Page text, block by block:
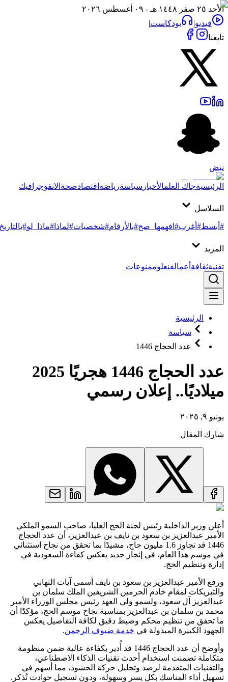
الأحد ٢٥ صفر ١٤٤٨ هـ - ٠٩ أغسطس ٢٠٢٦
فيديو| بودكاست|
تابعنا
نبض
الرئيسيةجاك العلمالأخبار سياسةرياضةاقتصادصحةالانفوجرافيك
السلاسل
#أبسط#أغرب#افهمها_صح#بالأرقام#شخصيات#لماذا #ماذا_لو#بالتاريخ
المزيد
تقنيةثقافةأعمالفنعلوممنوعات
الرئيسية
سياسة
عدد الحجاج 1446
عدد الحجاج 1446 هجريًا 2025
ميلاديًا.. إعلان رسمي
يونيو ٩, ٢٠٢٥
شارك المقال
أعلن وزير الداخلية رئيس لجنة الحج العليا، صاحب السمو الملكي
الأمير عبدالعزيز بن سعود بن نايف بن عبدالعزيز، أن عدد الحجاج
1446 قد تجاوز 1.6 مليون حاج، مشيدًا بما تحقق من نجاح استثنائي
في موسم هذا العام، في إنجاز جديد يعكس كفاءة السعودية في
إدارة وتنظيم الحج.
ورفع الأمير عبدالعزيز بن سعود بن نايف أسمى آيات التهاني
والتبريكات لمقام خادم الحرمين الشريفين الملك سلمان بن
عبدالعزيز آل سعود، ولسمو ولي العهد رئيس مجلس الوزراء الأمير
محمد بن سلمان بن عبدالعزيز بمناسبة نجاح موسم الحج، مؤكدًا أن
ما تحقق من تنظيم محكم وضبط دقيق لكافة التفاصيل يعكس
الجهود الكبيرة المبذولة في خدمة ضيوف الرحمن.
وأوضح أن عدد الحجاج 1446 قد أُدير بكفاءة عالية ضمن منظومة
متكاملة تضمنت استخدام أحدث تقنيات الذكاء الاصطناعي،
والتقنيات المتقدمة لرصد وتحليل حركة الحشود، مما أسهم في
تسهيل أداء المناسك بكل يسر وسهولة، ودون تسجيل حوادث تُذكر.